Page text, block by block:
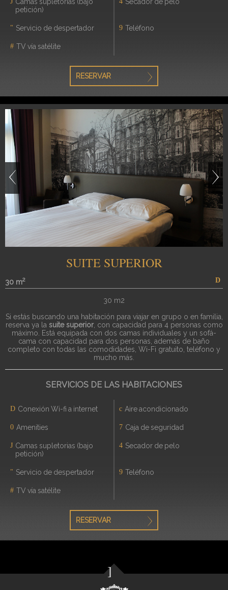
petición)
Servicio de despertador Teléfono
TV vía satélite
RESERVAR
SUITE SUPERIOR
30 m2
30 m2
Si estás buscando una habitación para viajar en grupo o en familia,
reserva ya la suite superior, con capacidad para 4 personas como
máximo. Está equipada con dos camas individuales y un sofá-
cama con capacidad para dos personas, además de baño
completo con todas las comodidades, Wi-Fi gratuito, teléfono y
mucho más.
SERVICIOS DE LAS HABITACIONES
Conexión Wi-fi a internet Aire acondicionado
Amenities Caja de seguridad
Camas supletorias (bajo
petición)
Secador de pelo
Servicio de despertador Teléfono
TV vía satélite
RESERVAR